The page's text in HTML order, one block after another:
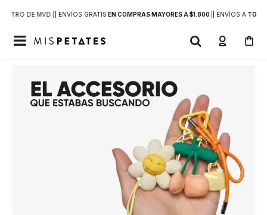
DE MVD | | ENVÍOS GRATIS EN COMPRAS MAYORES A $1.800 | ENVÍOS ATODO
